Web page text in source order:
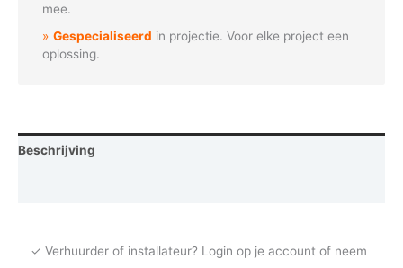
mee.
Gespecialiseerd in projectie. Voor elke project een
oplossing.
Beschrijving
✓ Verhuurder of installateur? Login op je account of neem